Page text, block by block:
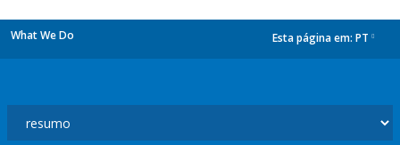
What We Do Esta página em: PT